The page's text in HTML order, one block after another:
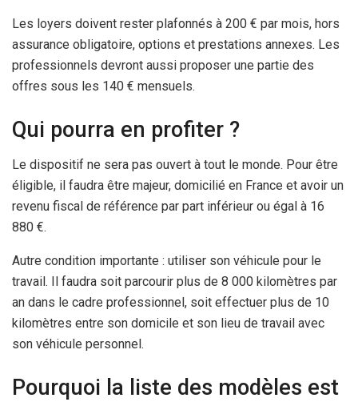
Les loyers doivent rester plafonnés à 200 € par mois, hors
assurance obligatoire, options et prestations annexes. Les
professionnels devront aussi proposer une partie des
offres sous les 140 € mensuels.
Qui pourra en profiter ?
Le dispositif ne sera pas ouvert à tout le monde. Pour être
éligible, il faudra être majeur, domicilié en France et avoir un
revenu fiscal de référence par part inférieur ou égal à 16
880 €.
Autre condition importante : utiliser son véhicule pour le
travail. Il faudra soit parcourir plus de 8 000 kilomètres par
an dans le cadre professionnel, soit effectuer plus de 10
kilomètres entre son domicile et son lieu de travail avec
son véhicule personnel.
Pourquoi la liste des modèles est